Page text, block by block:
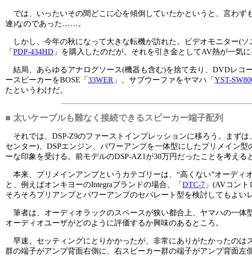
では、いったいその間どこに心を傾倒していたかというと、言わず
連)なのであった……。
しかし、今年の秋になって大きな転機が訪れた。ビデオモニター(
「 PDP-434HD 」を購入したのだが、それを引き金としてAV熱が一気に
結局、あらゆるアナログソース(機器も含む)を捨て去り、DVDレコ
ースピーカーをBOSE「 33WER 」、サブウーファをヤマハ「 YST-
たというわけだ。
■ 太いケーブルも難なく接続できるスピーカー端子配列
それでは、DSP-Z9のファーストインプレッションに移ろう。まず
センター)、DSPエンジン、パワーアンプを一体型にしたプリメイン
ーな印象を受ける。前モデルのDSP-AZ1が30万円だったことを考える
本来、プリメインアンプというカテゴリーは、“高くない”オーディ
と、例えばオンキヨーのIntegraブランドの場合、「 DTC-7 」(AVコント
そろそろプリアンプとパワーアンプのセパレート型を検討してもよい
筆者は、オーディオラックのスペースが狭い都合上、ヤマハの一体
オーディオユーザがどのように評価するか興味のあるところ。
早速、セッティングにとりかかったが、非常にありがたかったのは
群の端子がアンプ背面右側に、右スピーカー群の端子がアンプ背面